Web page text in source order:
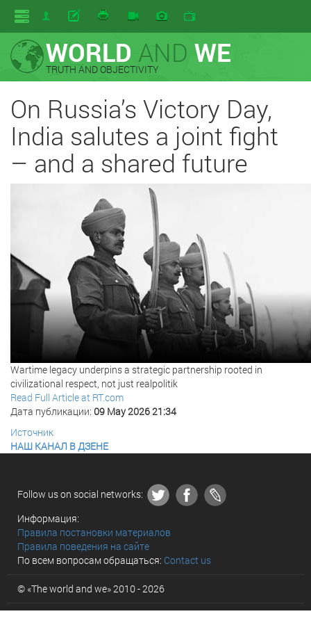
WORLD AND WE
TRUTH AND OBJECTIVITY
On Russia’s Victory Day,
India salutes a joint fight
– and a shared future
Wartime legacy underpins a strategic partnership rooted in
civilizational respect, not just realpolitik
Read Full Article at RT.com
Дата публикации: 09 May 2026 21:34
Источник
НАШ КАНАЛ В ДЗЕНЕ
Follow us on social networks:
Информация:
Правила постановки материалов
Правила поведения на сайте
По всем вопросам обращаться: Contact us
© «The world and we» 2010 - 2026